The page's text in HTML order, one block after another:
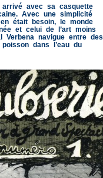
arrivé avec sa casquette
Avec une simplicité
était besoin, le monde
et celui de l’art moins
Verbena navigue entre des
dans l’eau du